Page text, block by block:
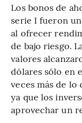
Los bonos de
serie I fueron
al ofrecer
de bajo riesgo.
valores
dólares sólo en
veces más de lo
ya que los
aprovechar un